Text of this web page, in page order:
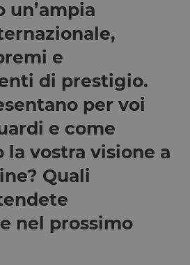
un’ampia
e
di prestigio.
per voi
e come
la vostra visione a
Quali
nel prossimo